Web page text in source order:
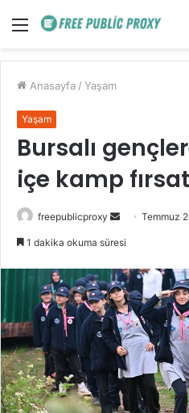
Menü
Anasayfa / Yaşam
Yaşam
Bursalı
içe kamp
freepublicproxy
Bir
göndermek
Temmuz
1 dakika okuma süresi